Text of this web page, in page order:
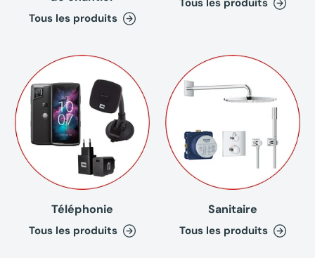
Tous les produits
Tous les produits
Téléphonie
Tous les produits
Sanitaire
Tous les produits